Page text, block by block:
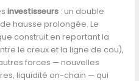
investisseurs: un double
hausse prolongée. Le
construit en reportant la
le creux et la ligne de cou),
forces — nouvelles
liquidité on-chain — qui